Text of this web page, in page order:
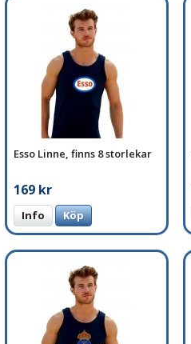
Esso Linne, finns 8 storlekar
169 kr
Info Köp